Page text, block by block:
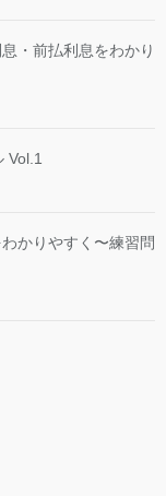
・前払利息をわかり
Vol.1
かりやすく〜練習問